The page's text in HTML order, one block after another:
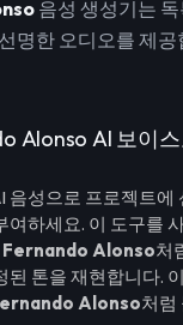
음성 생성기는
명한 오디오를 제공
Alonso AI 보이
음성으로 프로젝트에
여하세요. 이 도구를
Fernando Alonso처
된 톤을 재현합니다.
Alonso처럼